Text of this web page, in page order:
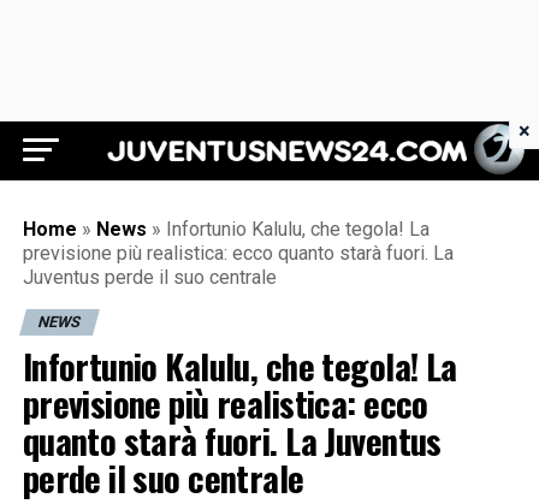
Juventus News 24
Home » News » Infortunio Kalulu, che tegola! La
previsione più realistica: ecco quanto starà fuori. La
Juventus perde il suo centrale
NEWS
Infortunio Kalulu, che tegola! La
previsione più realistica: ecco
quanto starà fuori. La Juventus
perde il suo centrale
×